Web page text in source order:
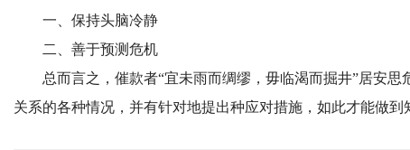
一、保持头脑冷静
二、善于预测危机
总而言之，催款者“宜未雨而绸缪，毋临渴而掘井”居安思
关系的各种情况，并有针对地提出种应对措施，如此才能做到